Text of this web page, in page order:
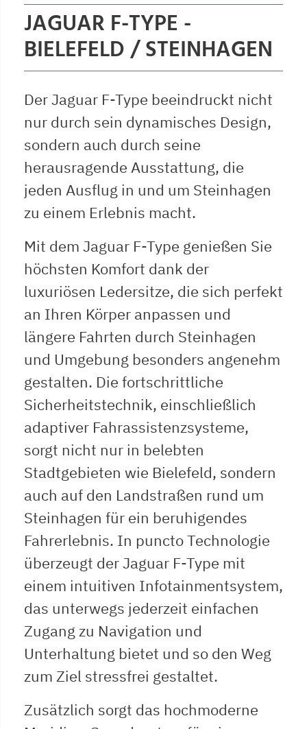
JAGUAR F-TYPE -
BIELEFELD / STEINHAGEN
Der Jaguar F-Type beeindruckt nicht
nur durch sein dynamisches Design,
sondern auch durch seine
herausragende Ausstattung, die
jeden Ausflug in und um Steinhagen
zu einem Erlebnis macht.
Mit dem Jaguar F-Type genießen Sie
höchsten Komfort dank der
luxuriösen Ledersitze, die sich perfekt
an Ihren Körper anpassen und
längere Fahrten durch Steinhagen
und Umgebung besonders angenehm
gestalten. Die fortschrittliche
Sicherheitstechnik, einschließlich
adaptiver Fahrassistenzsysteme,
sorgt nicht nur in belebten
Stadtgebieten wie Bielefeld, sondern
auch auf den Landstraßen rund um
Steinhagen für ein beruhigendes
Fahrerlebnis. In puncto Technologie
überzeugt der Jaguar F-Type mit
einem intuitiven Infotainmentsystem,
das unterwegs jederzeit einfachen
Zugang zu Navigation und
Unterhaltung bietet und so den Weg
zum Ziel stressfrei gestaltet.
Zusätzlich sorgt das hochmoderne